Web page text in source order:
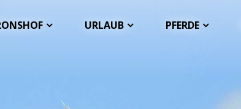
URLAUB PFERDE